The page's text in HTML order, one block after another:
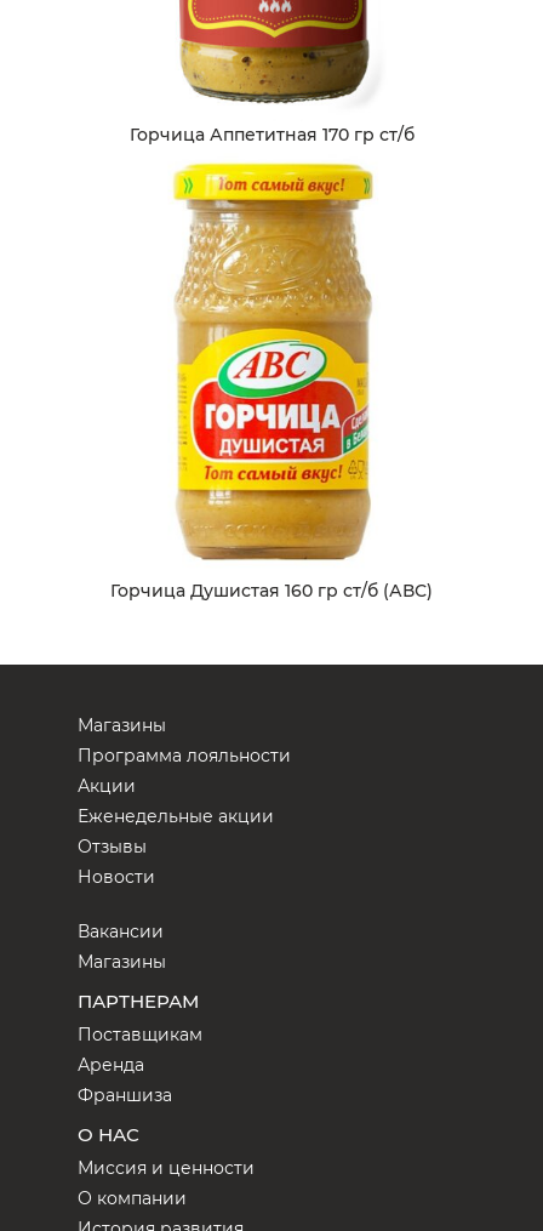
Горчица Аппетитная 170 гр ст/б
Горчица Душистая 160 гр ст/б (АВС)
Магазины
Программа лояльности
Акции
Еженедельные акции
Отзывы
Новости
Вакансии
Магазины
ПАРТНЕРАМ
Поставщикам
Аренда
Франшиза
О НАС
Миссия и ценности
О компании